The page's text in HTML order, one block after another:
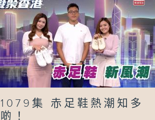
1079集 赤足鞋熱潮知多
啲！